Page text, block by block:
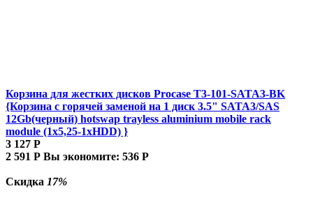
Корзина для жестких дисков Procase T3-101-SATA3-BK
{Корзина с горячей заменой на 1 диск 3.5" SATA3/SAS
12Gb(черный) hotswap trayless aluminium mobile rack
module (1x5,25-1xHDD) }
3 127 Р
2 591 Р Вы экономите: 536 Р
Скидка 17%